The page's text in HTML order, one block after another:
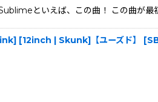
といえば、この曲！ この曲が最
[12inch | Skunk]【ユーズド】 [